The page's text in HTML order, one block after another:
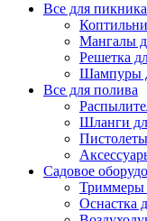
Все для пикника
Мангалы
Решетка
Шампуры
Все для полива
Шланги
Садовое
Триммеры
Оснастка